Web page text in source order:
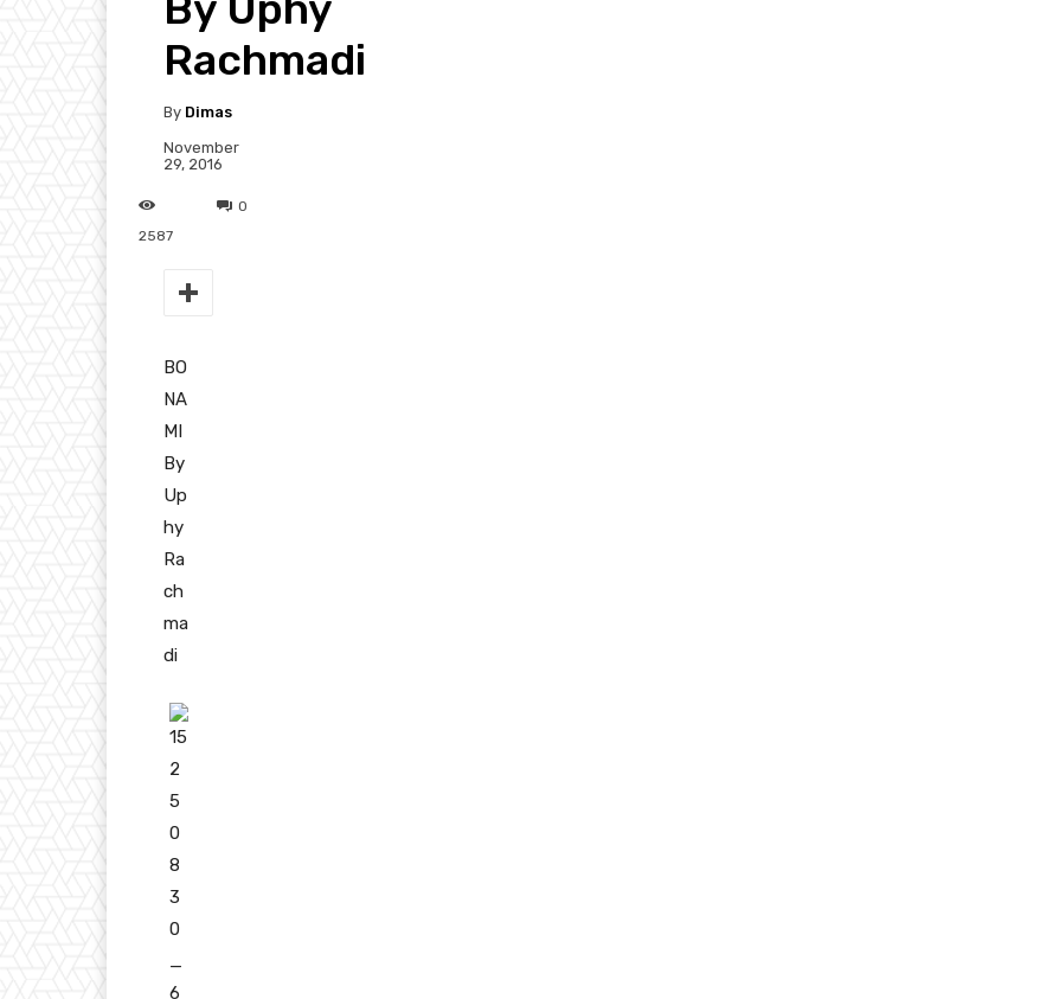
Rachmadi
By Dimas
November
29, 2016
0
2587
BO
NA
MI
By
Up
hy
Ra
ch
ma
di